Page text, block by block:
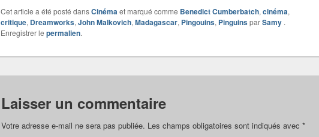
Cet article a été posté dansCinémaet marqué comme Benedict Cumberbatch, cinéma,
critique, Dreamworks, John Malkovich, Madagascar, Pingouins, PinguinsparSamy .
Enregistrer le permalien.
Laisser un commentaire
Votre adresse e-mail ne sera pas publiée. Les champs obligatoires sont indiqués avec *